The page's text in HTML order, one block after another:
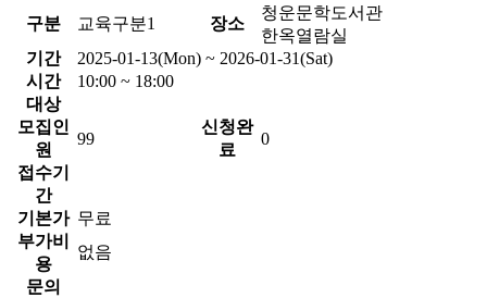
구분
교육구분1 장소
청운문학도서관
한옥열람실
기간
2025-01-13(Mon) ~ 2026-01-31(Sat)
시간
10:00 ~ 18:00
대상
모집인
원
99
신청완
료
0
접수기
간
기본가 무료
부가비
용
없음
문의